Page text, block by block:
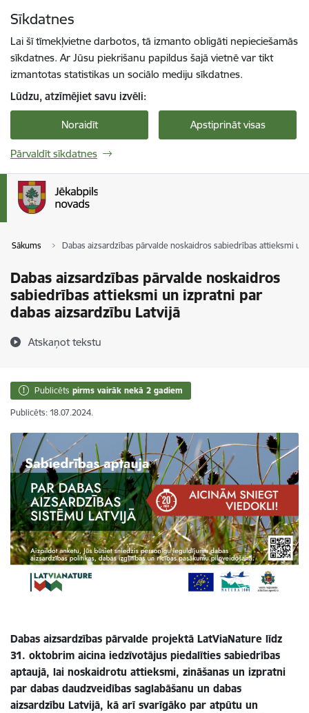
Sīkdatnes
Lai šī tīmekļvietne darbotos, tā izmanto obligāti nepieciešamās
sīkdatnes. Ar Jūsu piekrišanu papildus šajā vietnē var tikt
izmantotas statistikas un sociālo mediju sīkdatnes.
Lūdzu, atzīmējiet savu izvēli:
Noraidīt Apstiprināt visas
Pārvaldīt sīkdatnes
Sākums Dabas aizsardzības pārvalde noskaidros sabiedrības attieksmi
Dabas aizsardzības pārvalde noskaidros
sabiedrības attieksmi un izpratni par
dabas aizsardzību Latvijā
Atskaņot tekstu
Publicēts pirms vairāk nekā 2 gadiem
Publicēts: 18.07.2024.
Dabas aizsardzības pārvalde projektā LatViaNature līdz
31. oktobrim aicina iedzīvotājus piedalīties sabiedrības
aptaujā, lai noskaidrotu attieksmi, zināšanas un izpratni
par dabas daudzveidības saglabāšanu un dabas
aizsardzību Latvijā, kā arī svarīgāko par atpūtu un